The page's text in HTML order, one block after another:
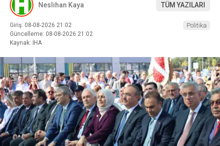
Neslihan Kaya TÜM YAZILARI
Giriş: 08-08-2026 21:02
Güncelleme: 08-08-2026 21:02
Kaynak: İHA
Politika